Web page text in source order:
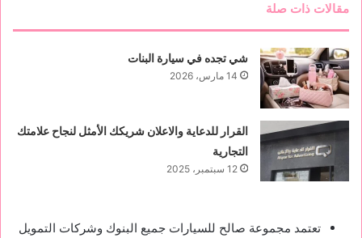
مقالات ذات صلة
شي تجده في سيارة البنات
14 مارس، 2026
القرار للدعاية والاعلان شريكك الأمثل لنجاح علامتك
التجارية
12 سبتمبر، 2025
تعتمد مجموعة صالح للسيارات جميع البنوك وشركات التمويل